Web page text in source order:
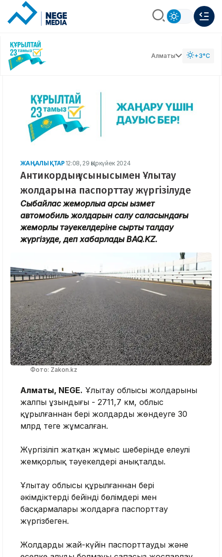
Алматы +3°C
ЖАҢАЛЫҚТАР 12:08, 29 Қыркүйек 2024
Антикордың ұсынысымен Ұлытау
жолдарына паспорттау жүргізілуде
Сыбайлас жемқорлыққа қарсы қызмет
автомобиль жолдарын салу саласындағы
жемқорлық тәуекелдеріне сыртқы талдау
жүргізуде, деп хабарлады BAQ.KZ.
Фото: Zakon.kz
Алматы, NEGE. Ұлытау облысы жолдарының
жалпы ұзындығы - 2711,7 км, облыс
құрылғаннан бері жолдарды жөндеуге 30
млрд теңге жұмсалған.
Жүргізіліп жатқан жұмыс шеңберінде елеулі
жемқорлық тәуекелдері анықталды.
Ұлытау облысы құрылғаннан бері
әкімдіктердің бейінді бөлімдері мен
басқармалары жолдарға паспорттау
жүргізбеген.
Жолдардың жай-күйін паспорттаудың және